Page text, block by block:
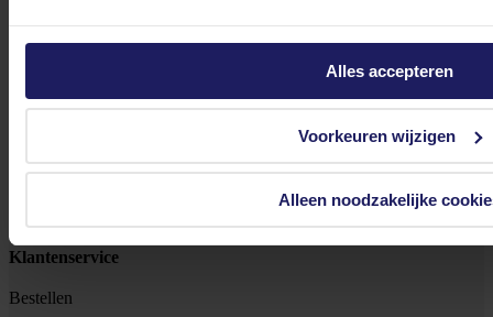
Alles accepteren
Voorkeuren wijzigen
Alleen noodzakelijke
Footer
Azerty
Tjalkstraat 4b
KvK nr: 55425437
Klantenservice
Bestellen